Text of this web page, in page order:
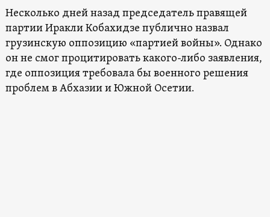
Несколько дней назад председатель правящей
партии Иракли Кобахидзе публично назвал
грузинскую оппозицию «партией войны». Однако
он не смог процитировать какого-либо заявления,
где оппозиция требовала бы военного решения
проблем в Абхазии и Южной Осетии.